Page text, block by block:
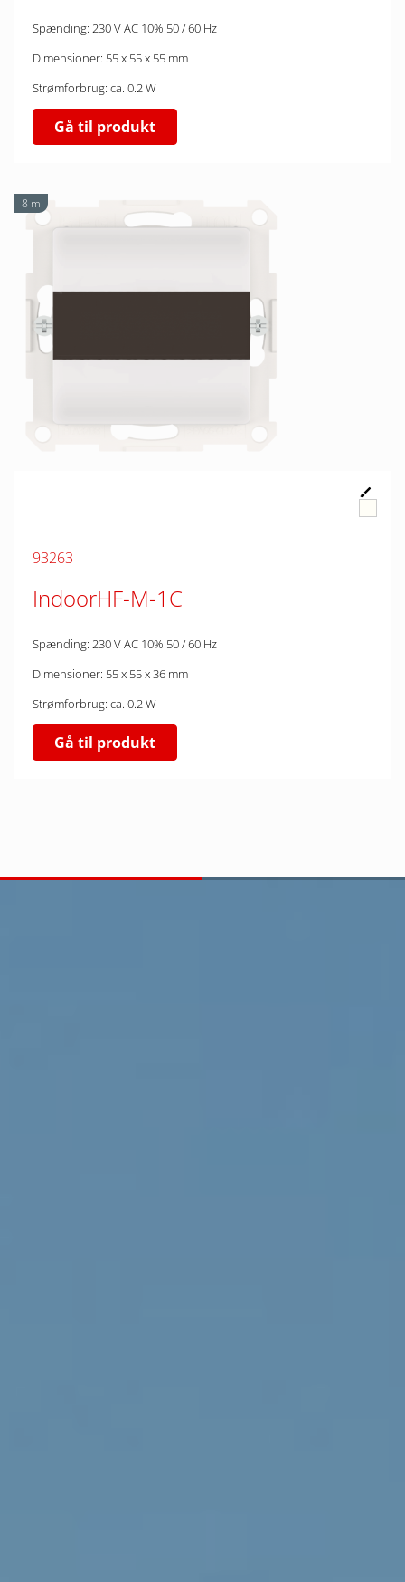
Spænding: 230 V AC 10% 50 / 60 Hz
Dimensioner: 55 x 55 x 55 mm
Strømforbrug: ca. 0.2 W
Gå til produkt
8 m
93263
IndoorHF-M-1C
Spænding: 230 V AC 10% 50 / 60 Hz
Dimensioner: 55 x 55 x 36 mm
Strømforbrug: ca. 0.2 W
Gå til produkt